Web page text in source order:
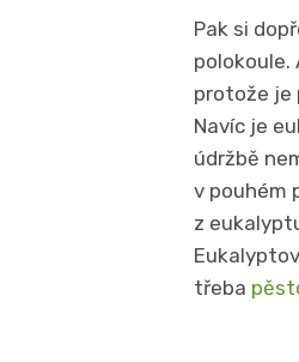
Pak si
polokoule.
protože je
Navíc je
údržbě
v pouhém
z
třeba